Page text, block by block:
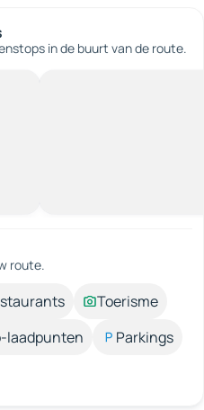
in de buurt van de route.
route.
Toerisme
laadpunten
Parkings